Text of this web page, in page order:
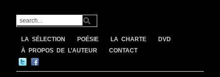
LA SÉLECTION POÉSIE LA CHARTE
DVD
À PROPOS DE L’AUTEUR
CONTACT